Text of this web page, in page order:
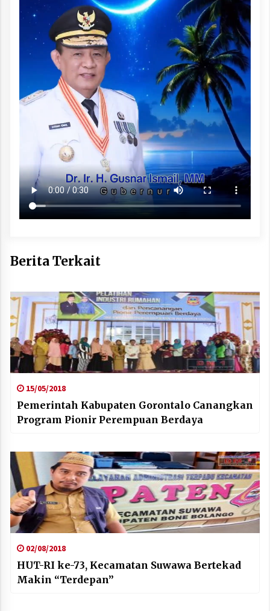
Berita Terkait
15/05/2018
Pemerintah Kabupaten Gorontalo Canangkan
Program Pionir Perempuan Berdaya
02/08/2018
HUT-RI ke-73, Kecamatan Suwawa Bertekad
Makin “Terdepan”